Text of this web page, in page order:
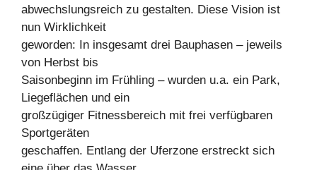
abwechslungsreich zu gestalten. Diese Vision ist
nun Wirklichkeit
geworden: In insgesamt drei Bauphasen – jeweils
von Herbst bis
Saisonbeginn im Frühling – wurden u.a. ein Park,
Liegeflächen und ein
großzügiger Fitnessbereich mit frei verfügbaren
Sportgeräten
geschaffen. Entlang der Uferzone erstreckt sich